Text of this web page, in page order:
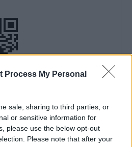
Process My Personal
sale, sharing to third parties, or
or sensitive information for
please use the below opt-out
Please note that after your